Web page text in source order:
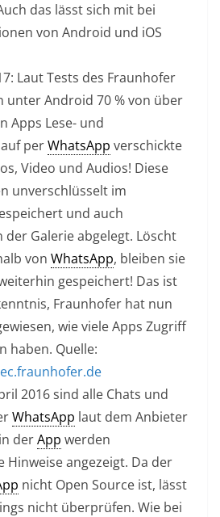
das lässt sich mit bei
von Android und iOS
Laut Tests des Fraunhofer
unter Android 70 % von über
Apps Lese- und
perWhatsApp verschickte
Video und Audios! Diese
unverschlüsselt im
und auch
Galerie abgelegt. Löscht
von WhatsApp, bleiben sie
gespeichert! Das ist
Fraunhofer hat nun
wie viele Apps Zugriff
haben. Quelle:
2016 sind alle Chats und
WhatsApp laut dem Anbieter
derApp werden
Hinweise angezeigt. Da der
nicht Open Source ist, lässt
nicht überprüfen. Wie bei